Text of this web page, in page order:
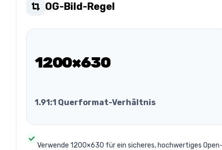
OG-Bild-Regel
1200×630
1.91:1 Querformat-Verhältnis
Verwende 1200×630 für ein sicheres, hochwertiges